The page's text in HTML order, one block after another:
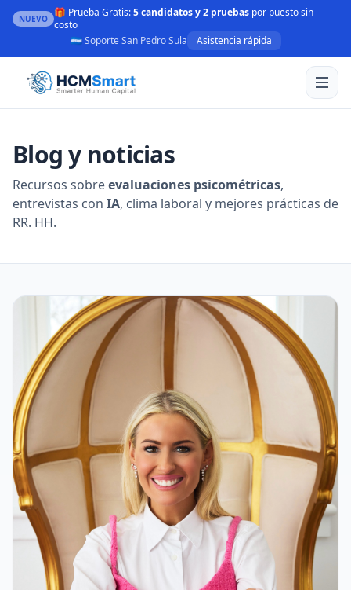
NUEVO 🎁 Prueba Gratis:5 candidatos y 2 pruebas por puesto sin
costo
🇭🇳 Soporte San Pedro Sula
Asistencia rápida
Blog y noticias
Recursos sobreevaluaciones psicométricas,
entrevistas con IA, clima laboral y mejores prácticas de
RR. HH.